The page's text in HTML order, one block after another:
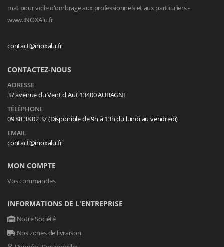
mat pour voile d'ombrage aux professionnels et aux particuliers -
www.INOXAlu.fr
contact@inoxalu.fr
CONTACTEZ-NOUS
ADRESSE
37 avenue du Vent d'Aut 13400 AUBAGNE
TÉLÉPHONE
09 88 38 02 37 (Disponible de 9h à 13h du lundi au vendredi)
EMAIL
contact@inoxalu.fr
MON COMPTE
Vos commandes
INFORMATIONS DE L'ENTREPRISE
Notre Société
Nos zones de livraison